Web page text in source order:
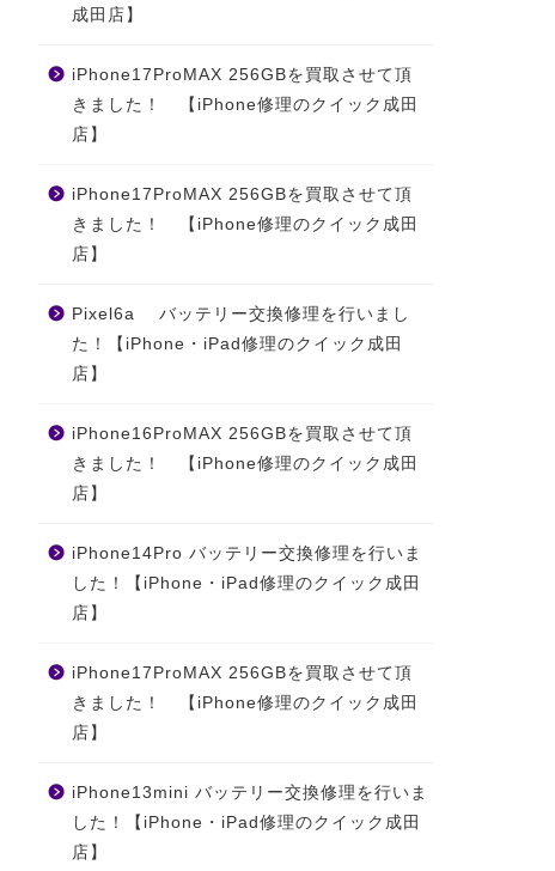
成田店】
iPhone17ProMAX 256GBを買取させて頂
きました！ 【iPhone修理のクイック成田
店】
iPhone17ProMAX 256GBを買取させて頂
きました！ 【iPhone修理のクイック成田
店】
Pixel6a バッテリー交換修理を行いまし
た！【iPhone・iPad修理のクイック成田
店】
iPhone16ProMAX 256GBを買取させて頂
きました！ 【iPhone修理のクイック成田
店】
iPhone14Pro バッテリー交換修理を行いま
した！【iPhone・iPad修理のクイック成田
店】
iPhone17ProMAX 256GBを買取させて頂
きました！ 【iPhone修理のクイック成田
店】
iPhone13mini バッテリー交換修理を行いま
した！【iPhone・iPad修理のクイック成田
店】